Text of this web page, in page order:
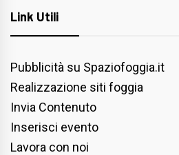
Link Utili
Pubblicità su Spaziofoggia.it
Realizzazione siti foggia
Invia Contenuto
Inserisci evento
Lavora con noi